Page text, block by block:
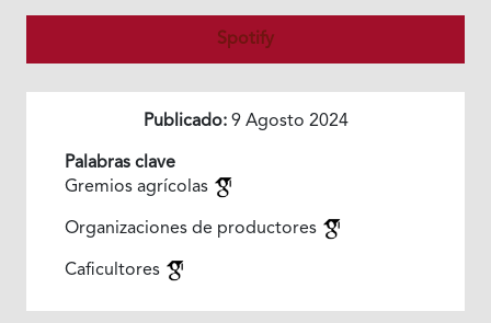
Spotify
Publicado:9 Agosto 2024
Palabras clave
Gremios agrícolas
Organizaciones de productores
Caficultores